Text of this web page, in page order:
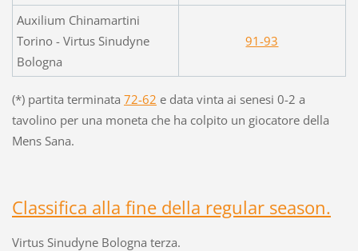
Auxilium Chinamartini
Torino - Virtus Sinudyne
Bologna
91-93
(*) partita terminata 72-62 e data vinta ai senesi 0-2 a
tavolino per una moneta che ha colpito un giocatore della
Mens Sana.
Classifica alla fine della regular season.
Virtus Sinudyne Bologna terza.